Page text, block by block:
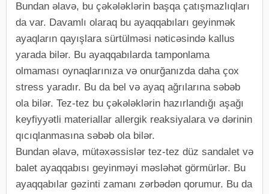
Bundan əlavə, bu çəkələklərin başqa çatışmazlıqları
da var. Davamlı olaraq bu ayaqqabıları geyinmək
ayaqların qayışlara sürtülməsi nəticəsində kallus
yarada bilər. Bu ayaqqabılarda tamponlama
olmaması oynaqlarınıza və onurğanızda daha çox
stress yaradır. Bu da bel və ayaq ağrılarına səbəb
ola bilər. Tez-tez bu çəkələklərin hazırlandığı aşağı
keyfiyyətli materiallar allergik reaksiyalara və dərinin
qıcıqlanmasına səbəb ola bilər.
Bundan əlavə, mütəxəssislər tez-tez düz sandalet və
balet ayaqqabısı geyinməyi məsləhət görmürlər. Bu
ayaqqabılar gəzinti zamanı zərbədən qorumur. Bu da